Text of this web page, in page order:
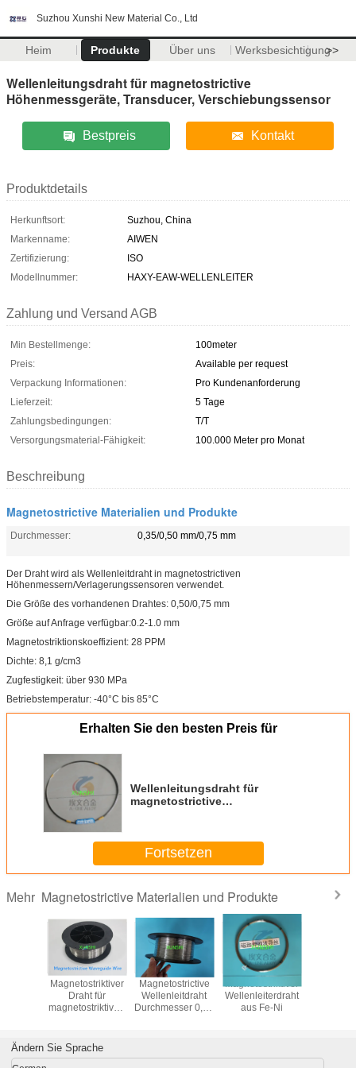
Suzhou Xunshi New Material Co., Ltd
Heim Produkte Über uns Werksbesichtigung>>
Wellenleitungsdraht für magnetostrictive
Höhenmessgeräte, Transducer, Verschiebungssensor
Bestpreis Kontakt
Produktdetails
Herkunftsort:
Suzhou, China
Markenname:
AIWEN
Zertifizierung:
ISO
Modellnummer:
HAXY-EAW-WELLENLEITER
Zahlung und Versand AGB
Min Bestellmenge:
100meter
Preis:
Available per request
Verpackung Informationen:
Pro Kundenanforderung
Lieferzeit:
5 Tage
Zahlungsbedingungen:
T/T
Versorgungsmaterial-Fähigkeit:
100.000 Meter pro Monat
Beschreibung
Magnetostrictive Materialien und Produkte
Durchmesser: 0,35/0,50 mm/0,75 mm
Der Draht wird als Wellenleitdraht in magnetostrictiven
Höhenmessern/Verlagerungssensoren verwendet.
Die Größe des vorhandenen Drahtes: 0,50/0,75 mm
Größe auf Anfrage verfügbar:0.2-1.0 mm
Magnetostriktionskoeffizient: 28 PPM
Dichte: 8,1 g/cm3
Zugfestigkeit: über 930 MPa
Betriebstemperatur: -40°C bis 85°C
Erhalten Sie den besten Preis für
Wellenleitungsdraht für
magnetostrictive
Fortsetzen
Mehr Magnetostrictive Materialien und Produkte
0,5
mm/0,8
Magnetostriktiver
Draht für
magnetostriktiven
mm Schnelle
Lieferung und
Magnetostrictive
Wellenleitdraht
Durchmesser 0,50
Sensor
Magnetostriktiver
Wellenleiterdraht
aus Fe-Ni
Ändern Sie Sprache